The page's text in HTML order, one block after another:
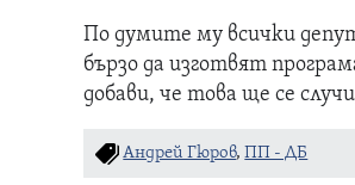
По думите му всички
бързо да изготвят
добави, че това ще се
Андрей Гюров,ПП - ДБ